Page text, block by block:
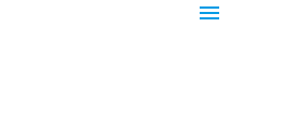
menu